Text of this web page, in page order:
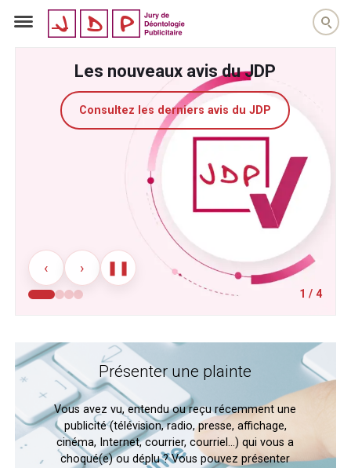
jdp
Les nouveaux avis du JDP
Consultez les derniers avis du JDP
‹ › ❚❚
1 /4
Présenter une plainte
Vous avez vu, entendu ou reçu récemment une
publicité (télévision, radio, presse, affichage,
cinéma, Internet, courrier, courriel…) qui vous a
choqué(e) ou déplu ? Vous pouvez présenter